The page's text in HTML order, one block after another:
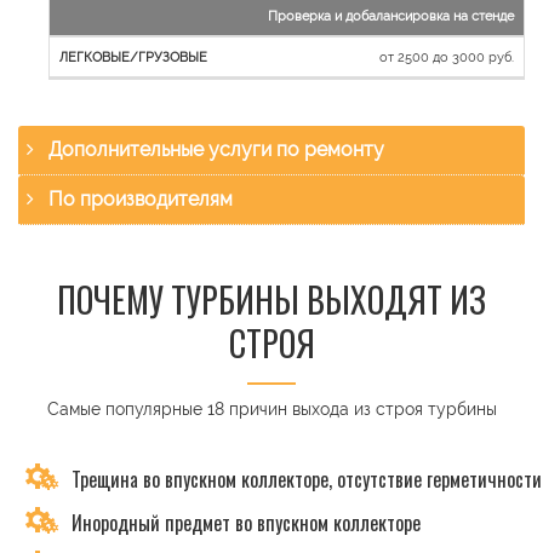
Проверка и добалансировка на стенде
от 2500 до 3000 руб.
Дополнительные услуги по ремонту
По производителям
ПОЧЕМУ ТУРБИНЫ ВЫХОДЯТ ИЗ
СТРОЯ
Самые популярные 18 причин выхода из строя турбины
Трещина во впускном коллекторе, отсутствие герметичности
Инородный предмет во впускном коллекторе